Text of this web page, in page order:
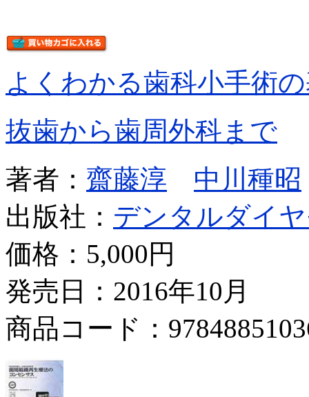
よくわかる歯科小手術
抜歯から歯周外科まで
著者： 齋藤淳
中川種昭
出版社： デンタルダイ
価格： 5,000円
発売日：2016年10月
商品コード：